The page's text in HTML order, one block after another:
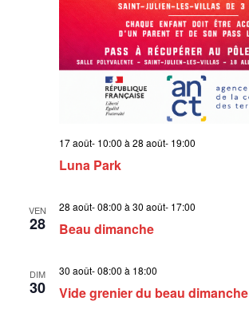
Luna Park
17 août- 10:00 à 28 août- 19:00
VEN
28 Beau dimanche
28 août- 08:00 à 30 août- 17:00
DIM
30 Vide grenier du beau dimanche
30 août- 08:00 à 18:00